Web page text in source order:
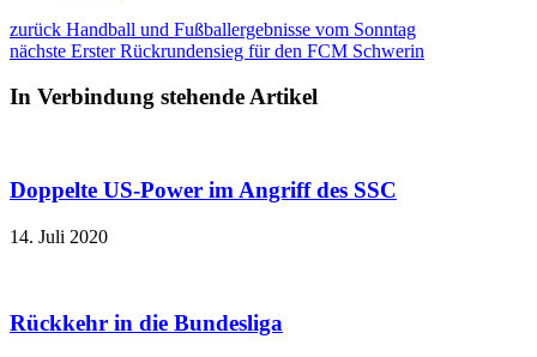
zurück Handball und Fußballergebnisse vom Sonntag
nächste Erster Rückrundensieg für den FCM Schwerin
In Verbindung stehende Artikel
Doppelte US-Power im Angriff des SSC
14. Juli 2020
Rückkehr in die Bundesliga